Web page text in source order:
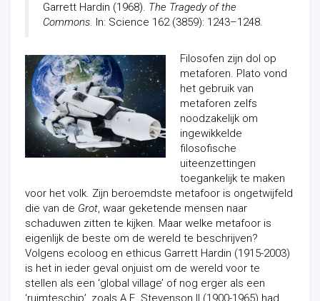
Garrett Hardin (1968). The Tragedy of the
Commons. In: Science 162 (3859): 1243–1248.
Filosofen zijn dol op
metaforen. Plato vond
het gebruik van
metaforen zelfs
noodzakelijk om
ingewikkelde
filosofische
uiteenzettingen
toegankelijk te maken
voor het volk. Zijn beroemdste metafoor is ongetwijfeld
die van de Grot, waar geketende mensen naar
schaduwen zitten te kijken. Maar welke metafoor is
eigenlijk de beste om de wereld te beschrijven?
Volgens ecoloog en ethicus Garrett Hardin (1915-2003)
is het in ieder geval onjuist om de wereld voor te
stellen als een ‘global village’ of nog erger als een
‘ruimteschip’, zoals A.E. Stevenson II (1900-1965) had